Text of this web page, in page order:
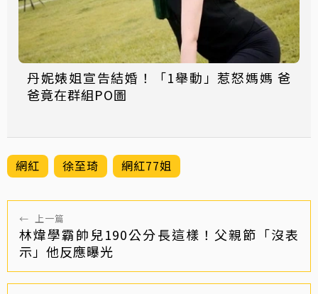
丹妮婊姐宣告結婚！「1舉動」惹怒媽媽 爸
爸竟在群組PO圖
網紅 徐至琦 網紅77姐
← 上一篇
林煒學霸帥兒190公分長這樣！父親節「沒表
示」他反應曝光